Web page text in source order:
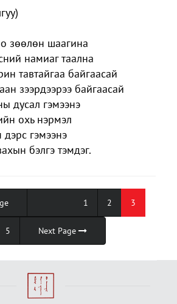
зөөлөн шаагина
намиаг таална
тавтайгаа байгаасай
зээрдээрээ байгаасай
дусал гэмээнэ
охь нэрмэл
дэрс гэмээнэ
бэлгэ тэмдэг.
1 2 3
5 Next Page